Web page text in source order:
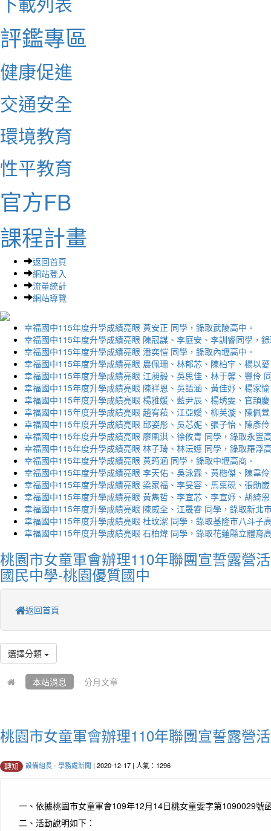
評鑑專區
健康促進
交通安全
環境教育
性平教育
官方FB
課程計畫
返回首頁
網站登入
流量統計
網站導覽
幸福國中115年度升學成績亮眼 黃安正 同學，錄取武陵高中。
幸福國中115年度升學成績亮眼 陳冠謀、李庭安、李訓睿同學，
幸福國中115年度升學成績亮眼 潘奕愷 同學，錄取內壢高中。
幸福國中115年度升學成績亮眼 農佩珊、林郁芯、陳柏宇、楊以
幸福國中115年度升學成績亮眼 江昶毅、吳思佳、林于馨、豐伶
幸福國中115年度升學成績亮眼 陳祥恩、吳語涵、黃佳妤、楊家
幸福國中115年度升學成績亮眼 楊雅媛、藍尹辰、楊琇雯、官頡
幸福國中115年度升學成績亮眼 趙宥菘、江亞嬡、柳芙漩、陳佩
幸福國中115年度升學成績亮眼 邱姿彤、吳芯妮、張子怡、陳彥
幸福國中115年度升學成績亮眼 廖凰淇、徐攸青 同學，錄取永豐
幸福國中115年度升學成績亮眼 林子琦、林沄嬨 同學，錄取羅浮
幸福國中115年度升學成績亮眼 黃筠涵 同學，錄取中壢高商。
幸福國中115年度升學成績亮眼 李天佑、吳泳霖、黃楷傑、陳韋
幸福國中115年度升學成績亮眼 梁家福、李旻容、馬稟硯、張勛
幸福國中115年度升學成績亮眼 黃雋哲、李宜芯、李宣妤、胡綺
幸福國中115年度升學成績亮眼 陳威全、江晟睿 同學，錄取新北
幸福國中115年度升學成績亮眼 杜玟潔 同學，錄取基隆市八斗子
幸福國中115年度升學成績亮眼 石柏煒 同學，錄取花蓮縣立體育
桃園市女童軍會辦理110年聯團宣誓露營
國民中學-桃園優質國中
返回首頁
選擇分類
本站消息 分月文章
桃園市女童軍會辦理110年聯團宣誓露營
轉知 設備組長- 學務處新聞 | 2020-12-17 | 人氣：1296
一、 依據桃園市女童軍會109年12月14日桃女童雯字第1090029號
二、 活動說明如下：